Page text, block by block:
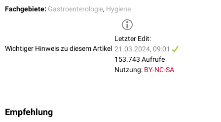
Fachgebiete: Gastroenterologie, Hygiene
Wichtiger Hinweis zu diesem Artikel
Letzter Edit:
21.03.2024, 09:01
153.743 Aufrufe
Nutzung: BY-NC-SA
Empfehlung